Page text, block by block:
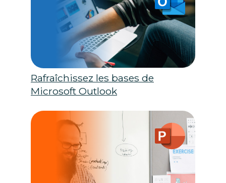
Rafraîchissez les bases de
Microsoft Outlook